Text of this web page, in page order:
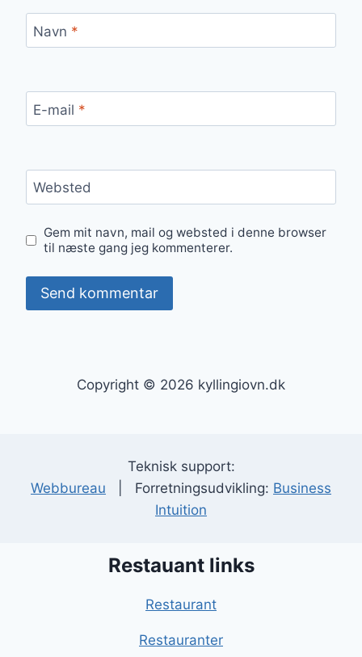
Navn *
E-mail *
Websted
Gem mit navn, mail og websted i denne browser
til næste gang jeg kommenterer.
Copyright © 2026 kyllingiovn.dk
Teknisk support:
Webbureau | Forretningsudvikling: Business
Intuition
Restauant links
Restaurant
Restauranter